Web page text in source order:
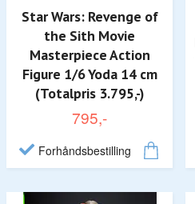
Star Wars: Revenge of
the Sith Movie
Masterpiece Action
Figure 1/6 Yoda 14 cm
(Totalpris 3.795,-)
795,-
Forhåndsbestilling